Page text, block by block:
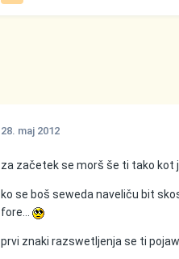
28. maj 2012
za začetek se morš še ti tako
ko se boš seweda naveliču bit
fore...
prvi znaki razswetljenja se ti